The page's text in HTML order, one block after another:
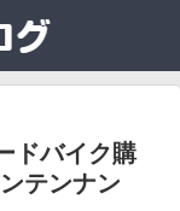
ドバイク購
テンナン